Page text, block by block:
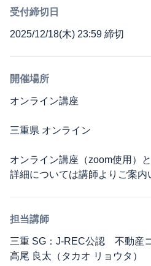
受付締切日
2025/12/18(木) 23:59 締切
開催場所
オンライン講座
三重県 オンライン
オンライン講座（zoom使用）と
詳細については講師よりご案内
担当講師
三重 SG：J-REC公認 不動産
高尾 良太（タカオ リョウタ）